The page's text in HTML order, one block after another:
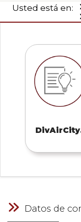
Usted está en:
Datos de